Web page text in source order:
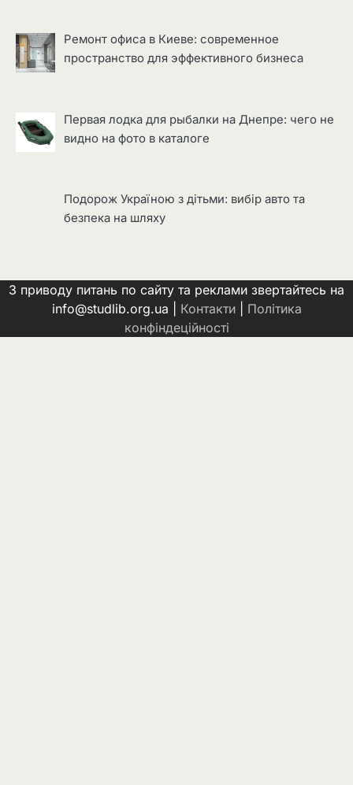
Ремонт офиса в Киеве: современное
пространство для эффективного бизнеса
Первая лодка для рыбалки на Днепре: чего не
видно на фото в каталоге
Подорож Україною з дітьми: вибір авто та
безпека на шляху
З приводу питань по сайту та реклами звертайтесь на
info@studlib.org.ua | Контакти| Політика
конфіндеційності